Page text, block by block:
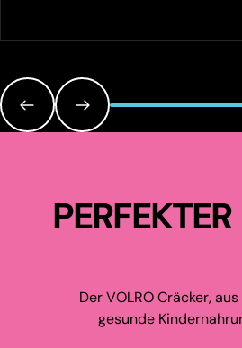
Der VOLRO Cräcker,
gesunde